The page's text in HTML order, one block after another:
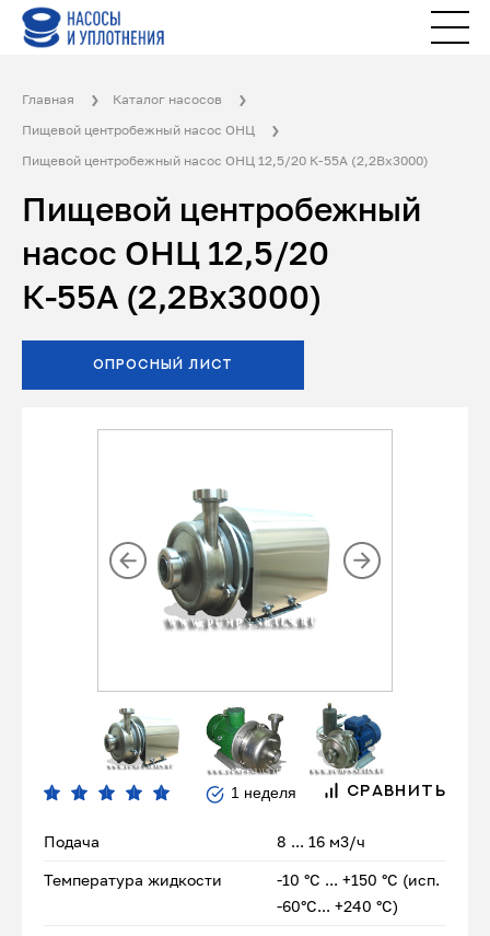
Главная
Каталог насосов
Пищевой центробежный насос ОНЦ
Пищевой центробежный насос ОНЦ 12,5/20 К-55А (2,2Вх3000)
Пищевой центробежный
насос ОНЦ 12,5/20
К-55А (2,2Вх3000)
ОПРОСНЫЙ ЛИСТ
1 неделя СРАВНИТЬ
Подача 8 ... 16 м3/ч
Температура жидкости
-10 °С ... +150 °С (исп.
-60°С... +240 °С)